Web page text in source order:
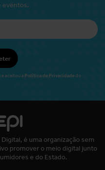
eventos.
aceitou a Política de Privacidadedo
é uma organização sem
promover o meio digital junto
e do Estado.